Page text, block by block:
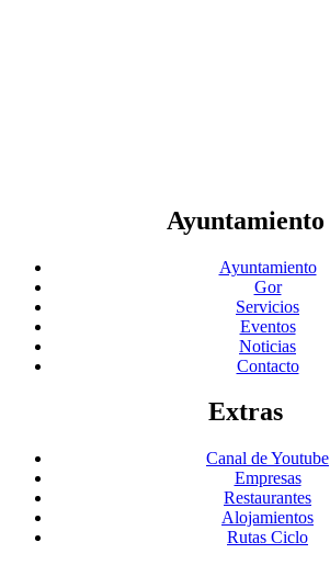
Ayuntamiento
Ayuntamiento
Gor
Servicios
Eventos
Noticias
Contacto
Extras
Canal de Youtube
Empresas
Restaurantes
Alojamientos
Rutas Ciclo